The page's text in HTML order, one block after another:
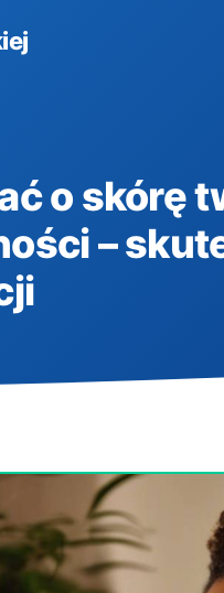
o skórę
–